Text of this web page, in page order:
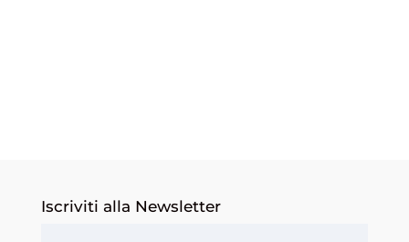
Iscriviti alla Newsletter